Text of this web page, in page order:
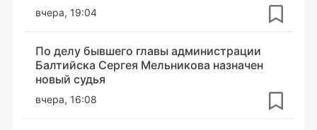
вчера, 19:04
По делу бывшего главы администрации
Балтийска Сергея Мельникова назначен
новый судья
вчера, 16:08